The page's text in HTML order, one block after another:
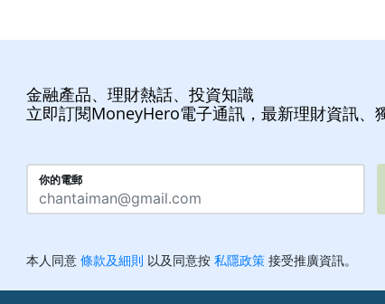
金融產品、理財熱話、投資知識
立即訂閱MoneyHero電子通訊，最新理財資訊、